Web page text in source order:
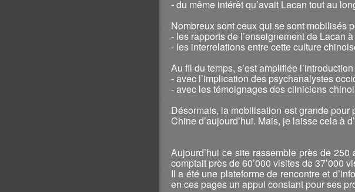
- du même intérêt qu’avait Lacan tout au
Nombreux sont ceux qui se sont mobilisés
- les rapports de l’enseignement de Lacan
- les interrelations entre cette culture
Au fil du temps, s’est amplifiée
- avec l’implication des psychanalystes
- avec les témoignages des cliniciens
Désormais, la mobilisation est grande
Chine d’aujourd’hui. Mais, je laisse cela à
Aujourd’hui ce site rassemble près de
comptait près de 60’000 visites de 37’000
Il a été une plateforme de rencontre et
en ces pages un appui constant pour ses